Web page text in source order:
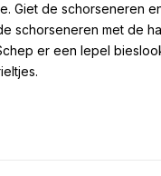
Giet de schorseneren
schorseneren met de
er een lepel